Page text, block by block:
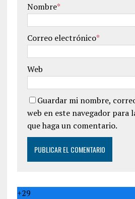
Nombre*
Correo electrónico*
Web
Guardar mi nombre,
web en este navegador para
que haga un comentario.
+29